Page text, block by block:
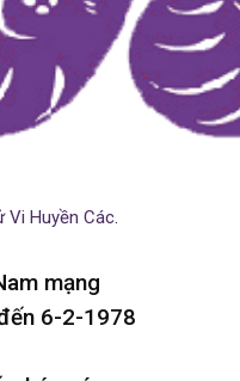
Vi Huyền Các.
mạng
6-2-1978